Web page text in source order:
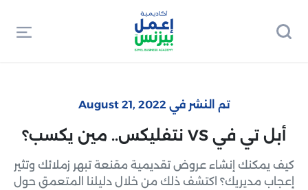
تم النشر في August 21, 2022
أبل تي في VS نتفليكس.. مين يكسب؟
كيف يمكنك إنشاء عروض تقديمية مقنعة تبهر زملائك وتثير
إعجاب مديريك؟ اكتشف ذلك من خلال دليلنا المتعمق حول